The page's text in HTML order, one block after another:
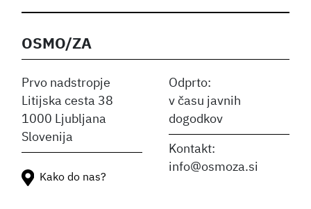
OSMO/ZA
Prvo nadstropje
Litijska cesta 38
1000 Ljubljana
Slovenija
Odprto:
v času javnih
dogodkov
Kontakt:
info@osmoza.si
Kako do nas?